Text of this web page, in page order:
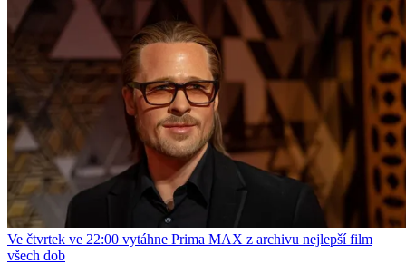
Ve čtvrtek ve 22:00 vytáhne Prima MAX z archivu nejlepší film
všech dob